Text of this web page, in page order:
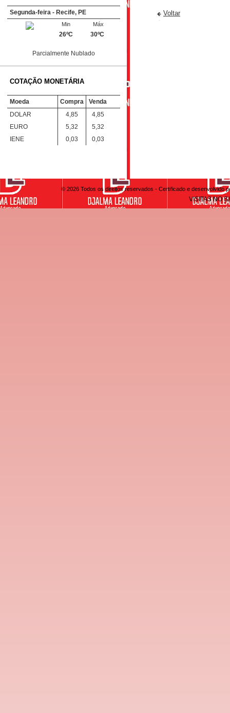
Segunda-feira - Recife, PE
Máx
30ºC
Min
26ºC
Parcialmente Nublado
COTAÇÃO MONETÁRIA
Moeda Compra
Venda
DOLAR
4,85
4,85
EURO
5,32
5,32
IENE
0,03 0,03
Voltar
© 2026 Todos os direitos reservados - Certificado e desenvolvido
VISITAS NO